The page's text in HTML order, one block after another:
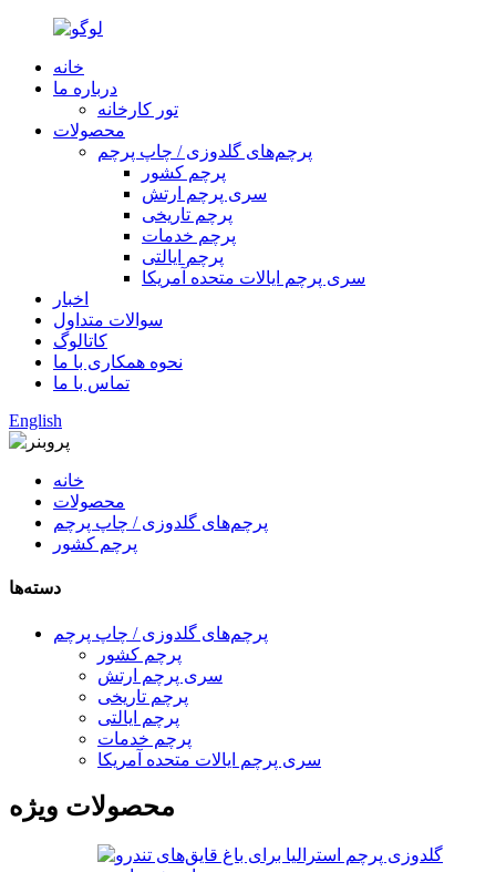
خانه
درباره ما
تور کارخانه
محصولات
پرچم‌های گلدوزی / چاپ پرچم
پرچم کشور
سری پرچم ارتش
پرچم تاریخی
پرچم خدمات
پرچم ایالتی
سری پرچم ایالات متحده آمریکا
اخبار
سوالات متداول
کاتالوگ
نحوه همکاری با ما
تماس با ما
English
خانه
محصولات
پرچم‌های گلدوزی / چاپ پرچم
پرچم کشور
دسته‌ها
پرچم‌های گلدوزی / چاپ پرچم
پرچم کشور
سری پرچم ارتش
پرچم تاریخی
پرچم ایالتی
پرچم خدمات
سری پرچم ایالات متحده آمریکا
محصولات ویژه